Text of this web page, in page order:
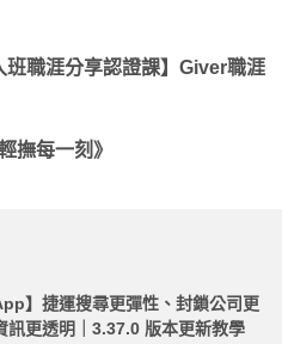
班職涯分享認證課】Giver職涯
撫每一刻》
】捷運搜尋更彈性、封鎖公司更
訊更透明｜3.37.0 版本更新教學